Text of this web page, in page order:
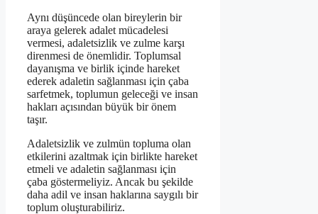
Aynı düşüncede olan bireylerin bir
araya gelerek adalet mücadelesi
vermesi, adaletsizlik ve zulme karşı
direnmesi de önemlidir. Toplumsal
dayanışma ve birlik içinde hareket
ederek adaletin sağlanması için çaba
sarfetmek, toplumun geleceği ve insan
hakları açısından büyük bir önem
taşır.
Adaletsizlik ve zulmün topluma olan
etkilerini azaltmak için birlikte hareket
etmeli ve adaletin sağlanması için
çaba göstermeliyiz. Ancak bu şekilde
daha adil ve insan haklarına saygılı bir
toplum oluşturabiliriz.